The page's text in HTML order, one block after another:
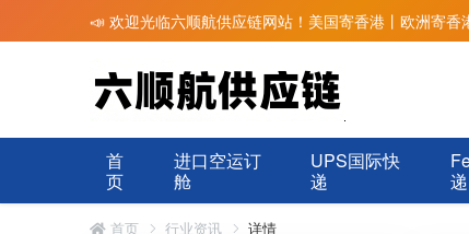
📣 欢迎光临六顺航供应链网站！美国寄香港丨欧洲寄
首
页
进口空运订
舱
UPS国际快
递
递
首页 行业资讯 详情